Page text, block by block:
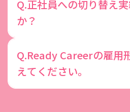
だし、入社後に育児や介護で
きた際は、取得できる制度が
Q.正社員への切り替え
か？
す。2025年度直雇用切替率実
に1人が派遣先での正社員化を
Q.Ready Careerの雇用
えてください。